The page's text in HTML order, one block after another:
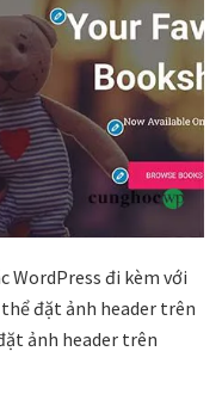
WordPress đi kèm với
đặt ảnh header trên
ảnh header trên